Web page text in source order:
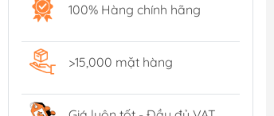
100% Hàng chính hãng
>15,000 mặt hàng